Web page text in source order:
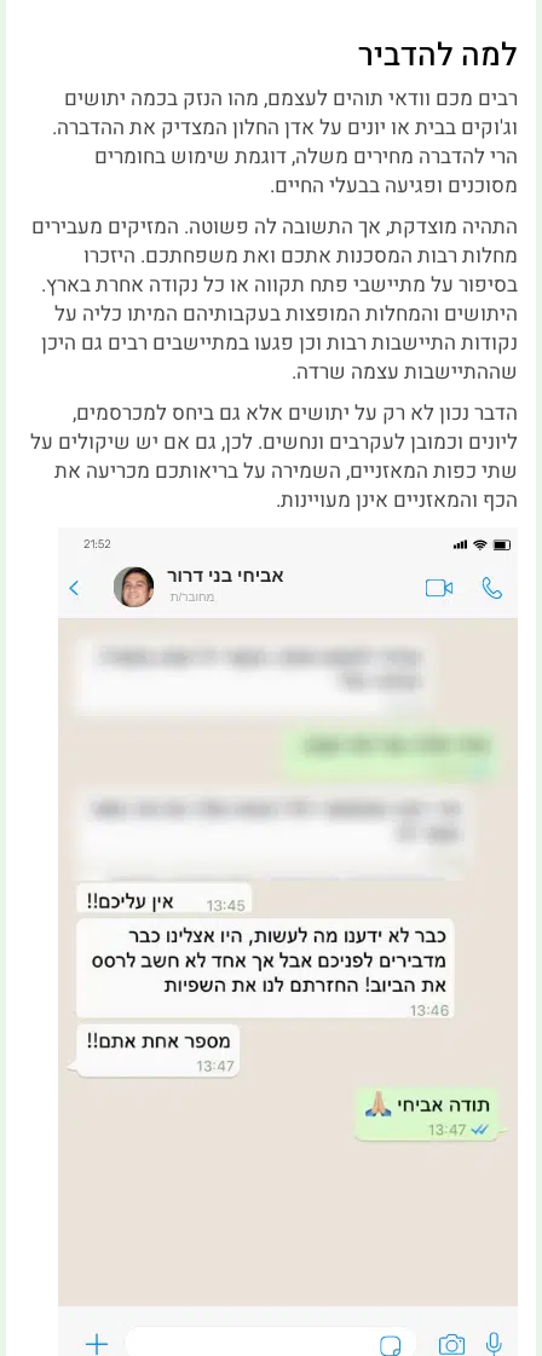
למה להדביר
רבים מכם וודאי תוהים לעצמם, מהו הנזק בכמה יתושים
וג'וקים בבית או יונים על אדן החלון המצדיק את ההדברה.
הרי להדברה מחירים משלה, דוגמת שימוש בחומרים
מסוכנים ופגיעה בבעלי החיים.
התהיה מוצדקת, אך התשובה לה פשוטה. המזיקים מעבירים
מחלות רבות המסכנות אתכם ואת משפחתכם. היזכרו
בסיפור על מתיישבי פתח תקווה או כל נקודה אחרת בארץ.
היתושים והמחלות המופצות בעקבותיהם המיתו כליה על
נקודות התיישבות רבות וכן פגעו במתיישבים רבים גם היכן
שההתיישבות עצמה שרדה.
הדבר נכון לא רק על יתושים אלא גם ביחס למכרסמים,
ליונים וכמובן לעקרבים ונחשים. לכן, גם אם יש שיקולים על
שתי כפות המאזניים, השמירה על בריאותכם מכריעה את
הכף והמאזניים אינן מעויינות.